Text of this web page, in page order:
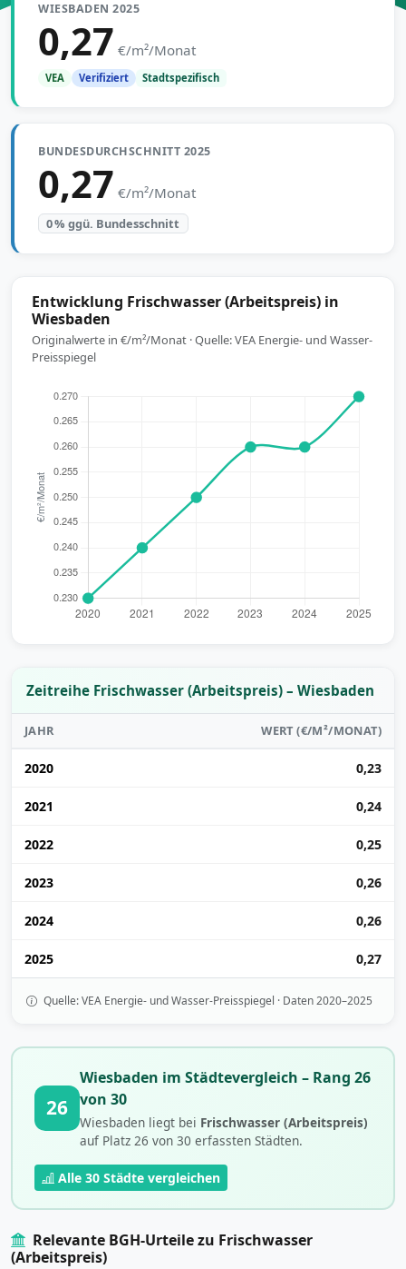
WIESBADEN 2025
0,27 €/m²/Monat
VEA Verifiziert Stadtspezifisch
BUNDESDURCHSCHNITT 2025
0,27 €/m²/Monat
0 % ggü. Bundesschnitt
Entwicklung Frischwasser (Arbeitspreis) in
Wiesbaden
Originalwerte in €/m²/Monat · Quelle: VEA Energie- und Wasser-
Preisspiegel
Zeitreihe Frischwasser (Arbeitspreis) – Wiesbaden
JAHR WERT (€/M²/MONAT)
2020 0,23
2021 0,24
2022 0,25
2023 0,26
2024 0,26
2025 0,27
Quelle: VEA Energie- und Wasser-Preisspiegel · Daten 2020–2025
26
Wiesbaden im Städtevergleich – Rang 26
von 30
Wiesbaden liegt bei Frischwasser (Arbeitspreis)
auf Platz 26 von 30 erfassten Städten.
Alle 30 Städte vergleichen
Relevante BGH-Urteile zu Frischwasser
(Arbeitspreis)